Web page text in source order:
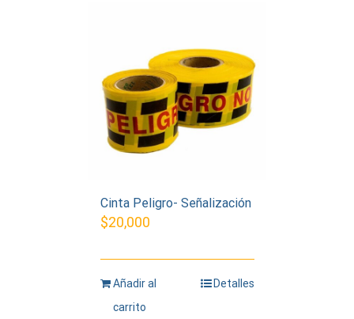
Cinta Peligro- Señalización
$20,000
Añadir al
carrito
Detalles